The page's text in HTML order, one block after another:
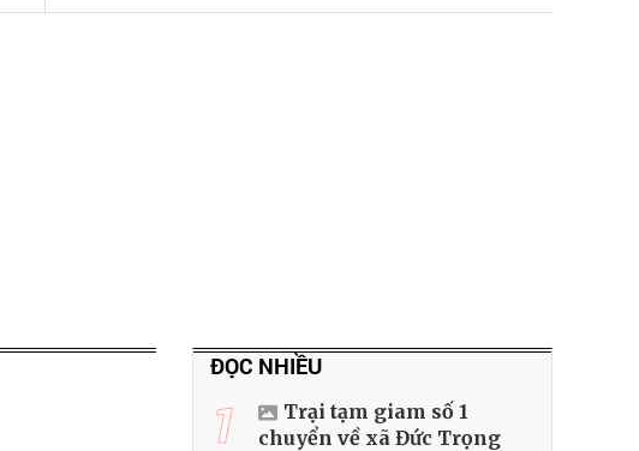
ĐỌC NHIỀU
1
Trại tạm giam số 1
chuyển về xã Đức Trọng